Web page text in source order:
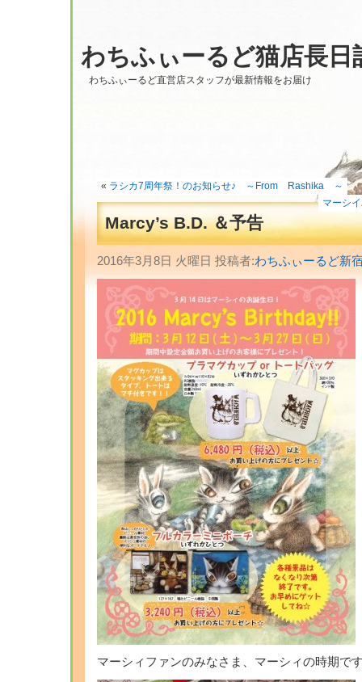
わちふぃーるど猫店長日
わちふぃーるど直営店スタッフが最新情報をお届け
« ラシカ7周年祭！のお知らせ♪ ～From Rashika ～
マーシ
Marcy’s B.D. ＆予告
2016年3月8日 火曜日 投稿者:わちふぃーるど新
マーシィファンのみなさま、マーシィの時期で